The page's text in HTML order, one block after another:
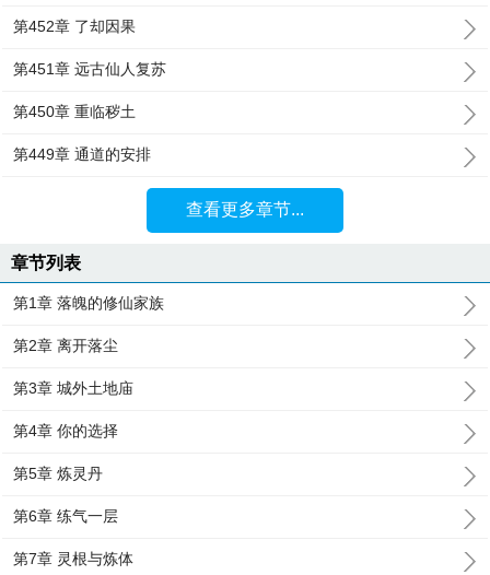
第452章 了却因果
第451章 远古仙人复苏
第450章 重临秽土
第449章 通道的安排
查看更多章节...
章节列表
第1章 落魄的修仙家族
第2章 离开落尘
第3章 城外土地庙
第4章 你的选择
第5章 炼灵丹
第6章 练气一层
第7章 灵根与炼体